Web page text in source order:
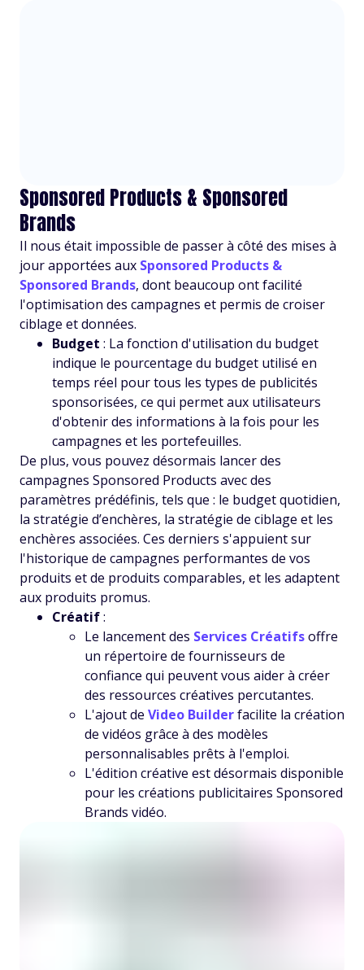
Sponsored Products & Sponsored
Brands
Il nous était impossible de passer à côté des mises à
jour apportées aux Sponsored Products &
Sponsored Brands, dont beaucoup ont facilité
l'optimisation des campagnes et permis de croiser
ciblage et données.
Budget : La fonction d'utilisation du budget
indique le pourcentage du budget utilisé en
temps réel pour tous les types de publicités
sponsorisées, ce qui permet aux utilisateurs
d'obtenir des informations à la fois pour les
campagnes et les portefeuilles.
De plus, vous pouvez désormais lancer des
campagnes Sponsored Products avec des
paramètres prédéfinis, tels que : le budget quotidien,
la stratégie d’enchères, la stratégie de ciblage et les
enchères associées. Ces derniers s'appuient sur
l'historique de campagnes performantes de vos
produits et de produits comparables, et les adaptent
aux produits promus.
Créatif:
Le lancement des Services Créatifsoffre
un répertoire de fournisseurs de
confiance qui peuvent vous aider à créer
des ressources créatives percutantes.
L'ajout de Video Builderfacilite la création
de vidéos grâce à des modèles
personnalisables prêts à l'emploi.
L'édition créative est désormais disponible
pour les créations publicitaires Sponsored
Brands vidéo.